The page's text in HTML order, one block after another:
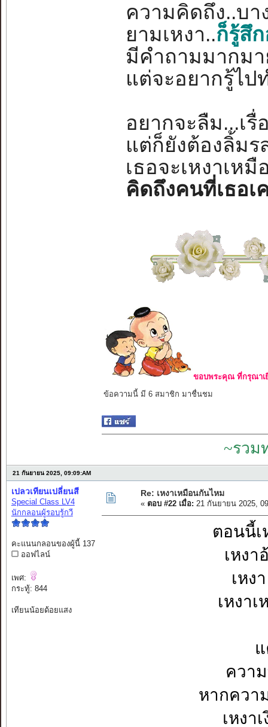
ความคิดถึง..บา
ยามเหงา..ก็รู้สึ
มีคำถามมากม
แต่จะอยากรู้ไป
อยากจะลืม...เรื่
แต่ก็ยังต้องลิ้มร
เธอจะเหงาเห
คิดถึงคนที่เธอเ
ขอบพระคุณ ที่กรุณาเ
ข้อความนี้ มี 6 สมาชิก มาชื่นชม
~รวม
21 กันยายน 2025, 09:09:AM
เปลวเทียนเปลี่ยนสี
Special Class LV4
นักกลอนผู้รอบรู้กวี
คะแนนกลอนของผู้นี้ 137
ออฟไลน์
เพศ:
กระทู้: 844
เทียนน้อยด้อยแสง
Re: เหงาเหมือนกันไหม
« ตอบ #22 เมื่อ: 21 กันยายน 2025,
ตอนนี้เ
เหงา
เหง
เหงา
ควา
หากควา
เหงา